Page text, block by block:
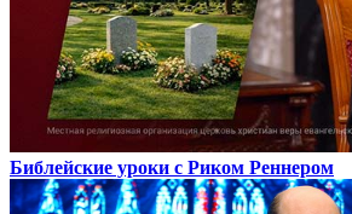
Библейские уроки с Риком Реннером